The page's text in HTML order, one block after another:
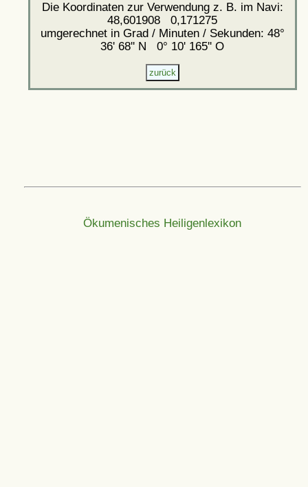
Die Koordinaten zur Verwendung z. B. im Navi:
48,601908 0,171275
umgerechnet in Grad / Minuten / Sekunden: 48°
36' 68'' N 0° 10' 165'' O
Ökumenisches Heiligenlexikon